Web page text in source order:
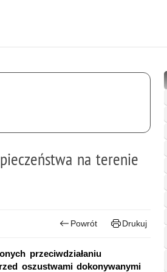
na terenie
Powrót Drukuj
przeciwdziałaniu
oszustwami dokonywanymi